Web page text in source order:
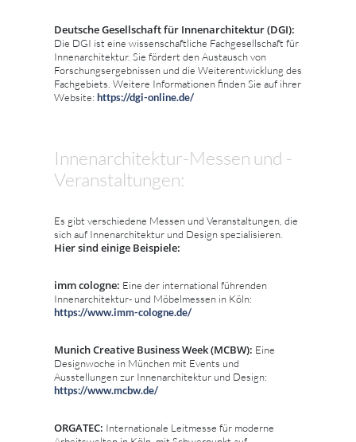
Deutsche Gesellschaft für Innenarchitektur (DGI):
Die DGI ist eine wissenschaftliche Fachgesellschaft für
Innenarchitektur. Sie fördert den Austausch von
Forschungsergebnissen und die Weiterentwicklung des
Fachgebiets. Weitere Informationen finden Sie auf ihrer
Website: https://dgi-online.de/
Innenarchitektur-Messen und -
Veranstaltungen:
Es gibt verschiedene Messen und Veranstaltungen, die
sich auf Innenarchitektur und Design spezialisieren.
Hier sind einige Beispiele:
imm cologne: Eine der international führenden
Innenarchitektur- und Möbelmessen in Köln:
https://www.imm-cologne.de/
Munich Creative Business Week (MCBW): Eine
Designwoche in München mit Events und
Ausstellungen zur Innenarchitektur und Design:
https://www.mcbw.de/
ORGATEC: Internationale Leitmesse für moderne